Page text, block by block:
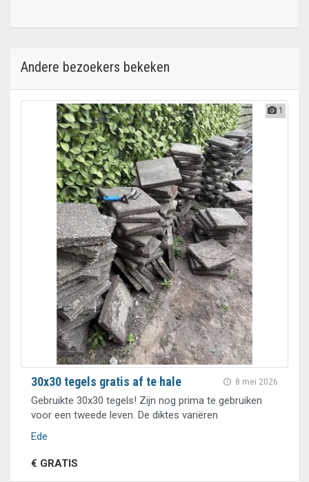
Andere bezoekers bekeken
1
8 mei 2026
30x30 tegels gratis af te hale
Gebruikte 30x30 tegels! Zijn nog prima te gebruiken
voor een tweede leven. De diktes variëren
Ede
€ GRATIS